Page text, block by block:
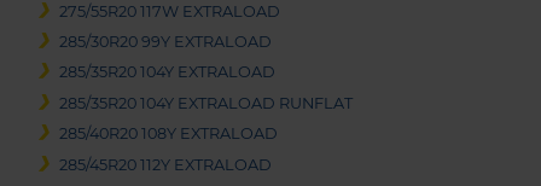
275/55R20 117W EXTRALOAD
285/30R20 99Y EXTRALOAD
285/35R20 104Y EXTRALOAD
285/35R20 104Y EXTRALOAD RUNFLAT
285/40R20 108Y EXTRALOAD
285/45R20 112Y EXTRALOAD